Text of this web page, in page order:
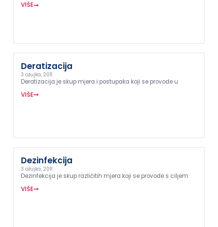
VIŠE
Deratizacija
3 ožujka, 2011
Deratizacija je skup mjera i postupaka koji se provode u
VIŠE
Dezinfekcija
3 ožujka, 2011
Dezinfekcija je skup različitih mjera koji se provode s ciljem
VIŠE